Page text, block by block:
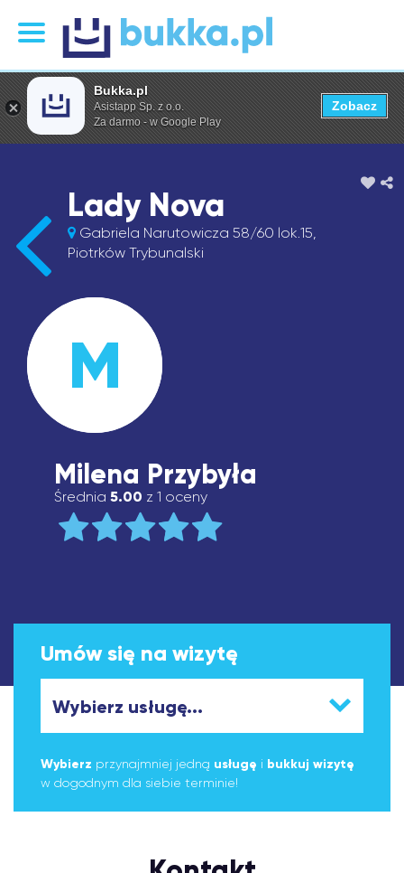
Lady Nova
Gabriela Narutowicza 58/60 lok.15,
Piotrków Trybunalski
M
Milena Przybyła
Średnia 5.00 z 1 oceny
Umów się na wizytę
Wybierz przynajmniej jedną usługę i bukkuj wizytę
w dogodnym dla siebie terminie!
Bukka.pl
Asistapp Sp. z o.o.
Za darmo - w Google Play
Zobacz